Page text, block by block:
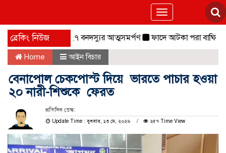
Toggle
navigation
ব্রেকিং নিউজ
প্রধানসহ ২৭ বনদস্যুর আত্মসমর্পণ ফাদে আটকা পরা বাঘিনী,০৬
Home আইন বিচার
বেনাপোল চেকপোস্ট দিয়ে ভারতে পাচার হওয়া
২০ নারী-শিশুকে ফেরত
প্রতিদিন ডেস্ক:
Update Time : বুধবার, ১৩ মে, ২০২৬
২৫৭ Time View